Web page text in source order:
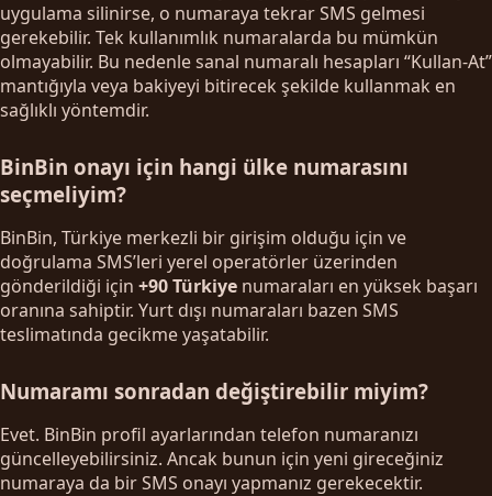
uygulama silinirse, o numaraya tekrar SMS gelmesi
gerekebilir. Tek kullanımlık numaralarda bu mümkün
olmayabilir. Bu nedenle sanal numaralı hesapları “Kullan-At”
mantığıyla veya bakiyeyi bitirecek şekilde kullanmak en
sağlıklı yöntemdir.
BinBin onayı için hangi ülke numarasını
seçmeliyim?
BinBin, Türkiye merkezli bir girişim olduğu için ve
doğrulama SMS’leri yerel operatörler üzerinden
gönderildiği için +90 Türkiye numaraları en yüksek başarı
oranına sahiptir. Yurt dışı numaraları bazen SMS
teslimatında gecikme yaşatabilir.
Numaramı sonradan değiştirebilir miyim?
Evet. BinBin profil ayarlarından telefon numaranızı
güncelleyebilirsiniz. Ancak bunun için yeni gireceğiniz
numaraya da bir SMS onayı yapmanız gerekecektir.